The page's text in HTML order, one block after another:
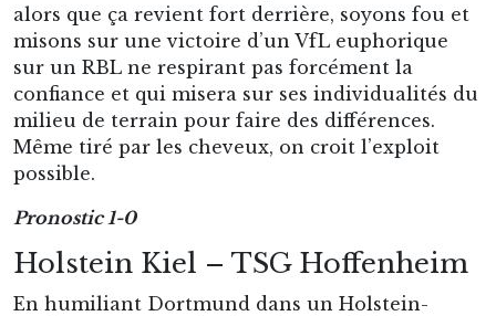
alors que ça revient fort derrière, soyons fou et
misons sur une victoire d’un VfL euphorique
sur un RBL ne respirant pas forcément la
confiance et qui misera sur ses individualités du
milieu de terrain pour faire des différences.
Même tiré par les cheveux, on croit l’exploit
possible.
Pronostic 1-0
Holstein Kiel – TSG Hoffenheim
En humiliant Dortmund dans un Holstein-